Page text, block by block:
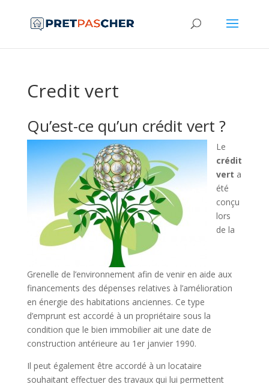
Credit vert
Qu’est-ce qu’un crédit vert ?
Le
crédit
vert a
été
conçu
lors
de la
Grenelle de l’environnement afin de venir en aide aux
financements des dépenses relatives à l’amélioration
en énergie des habitations anciennes. Ce type
d’emprunt est accordé à un propriétaire sous la
condition que le bien immobilier ait une date de
construction antérieure au 1er janvier 1990.
Il peut également être accordé à un locataire
souhaitant effectuer des travaux qui lui permettent